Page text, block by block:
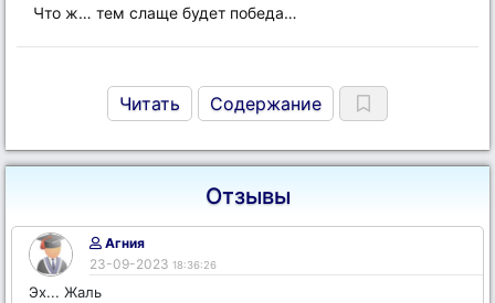
Что ж… тем слаще будет победа…
Читать Содержание
Отзывы
Агния
23-09-2023 18:36:26
Эх... Жаль